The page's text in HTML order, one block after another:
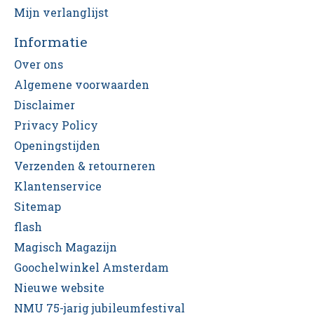
Mijn verlanglijst
Informatie
Over ons
Algemene voorwaarden
Disclaimer
Privacy Policy
Openingstijden
Verzenden & retourneren
Klantenservice
Sitemap
flash
Magisch Magazijn
Goochelwinkel Amsterdam
Nieuwe website
NMU 75-jarig jubileumfestival